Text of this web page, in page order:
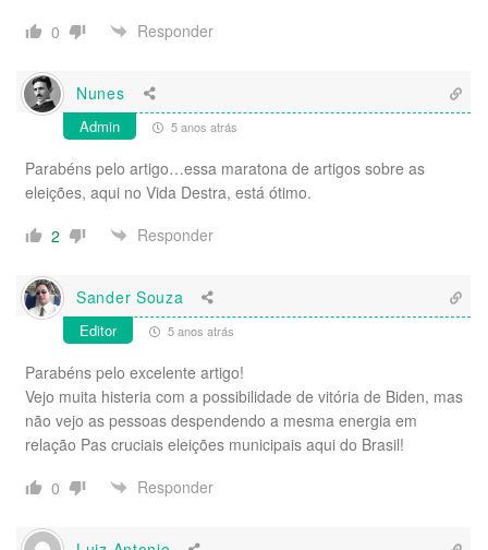
0
Responder
Nunes
Admin 5 anos atrás
Parabéns pelo artigo…essa maratona de artigos sobre as
eleições, aqui no Vida Destra, está ótimo.
2
Responder
Sander Souza
Editor 5 anos atrás
Parabéns pelo excelente artigo!
Vejo muita histeria com a possibilidade de vitória de Biden, mas
não vejo as pessoas despendendo a mesma energia em
relação Pas cruciais eleições municipais aqui do Brasil!
0
Responder